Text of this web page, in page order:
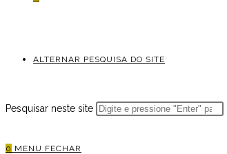
ALTERNAR PESQUISA DO SITE
Pesquisar neste site
0 MENU FECHAR